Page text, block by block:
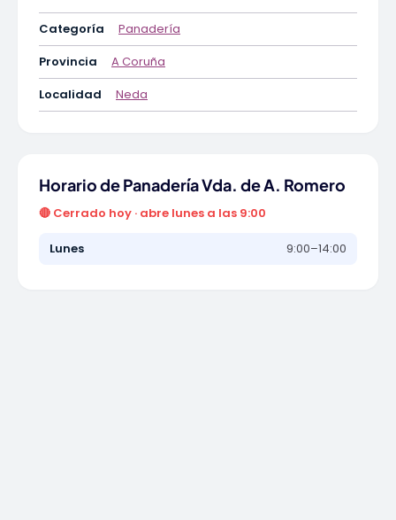
Categoría
Panadería
Provincia
A Coruña
Localidad
Neda
Horario de Panadería Vda. de A. Romero
🔴 Cerrado hoy · abre lunes a las 9:00
Lunes 9:00–14:00